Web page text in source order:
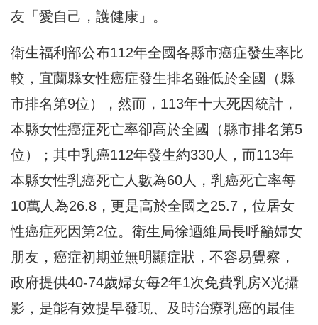
友「愛自己，護健康」。
衛生福利部公布112年全國各縣市癌症發生率比
較，宜蘭縣女性癌症發生排名雖低於全國（縣
市排名第9位），然而，113年十大死因統計，
本縣女性癌症死亡率卻高於全國（縣市排名第5
位）；其中乳癌112年發生約330人，而113年
本縣女性乳癌死亡人數為60人，乳癌死亡率每
10萬人為26.8，更是高於全國之25.7，位居女
性癌症死因第2位。衛生局徐迺維局長呼籲婦女
朋友，癌症初期並無明顯症狀，不容易覺察，
政府提供40-74歲婦女每2年1次免費乳房X光攝
影，是能有效提早發現、及時治療乳癌的最佳